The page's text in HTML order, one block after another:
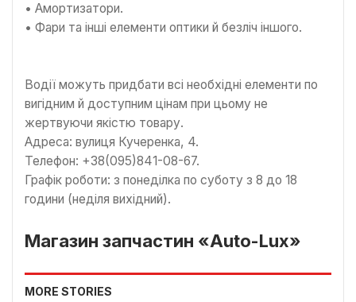
• Амортизатори.
• Фари та інші елементи оптики й безліч іншого.
Водії можуть придбати всі необхідні елементи по
вигідним й доступним цінам при цьому не
жертвуючи якістю товару.
Адреса: вулиця Кучеренка, 4.
Телефон: +38(095)841-08-67.
Графік роботи: з понеділка по суботу з 8 до 18
години (неділя вихідний).
Магазин запчастин «Auto-Lux»
MORE STORIES